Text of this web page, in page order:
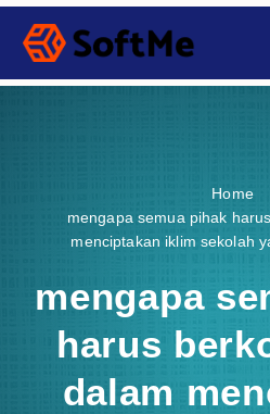
S
p
Home
mengapa semua pihak
menciptakan iklim sekolah
mengapa
harus
dalam